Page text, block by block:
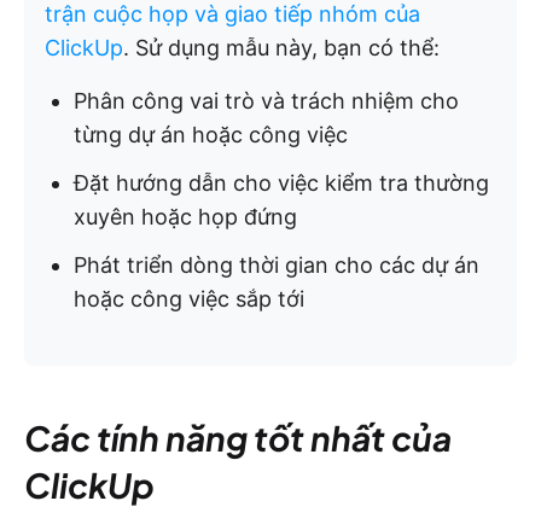
trận cuộc họp và giao tiếp nhóm của
ClickUp. Sử dụng mẫu này, bạn có thể:
Phân công vai trò và trách nhiệm cho
từng dự án hoặc công việc
Đặt hướng dẫn cho việc kiểm tra thường
xuyên hoặc họp đứng
Phát triển dòng thời gian cho các dự án
hoặc công việc sắp tới
Các tính năng tốt nhất của
ClickUp